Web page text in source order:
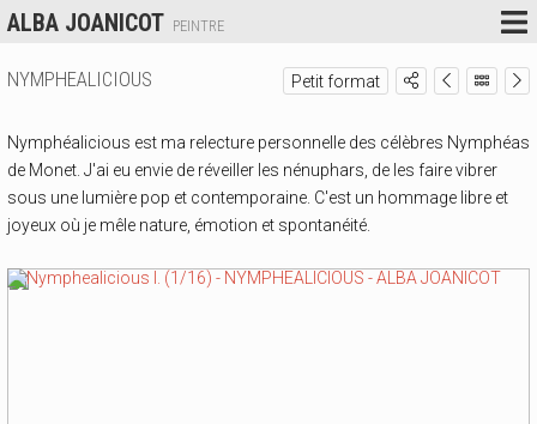
ALBA JOANICOT PEINTRE
Petit format
NYMPHEALICIOUS
Nymphéalicious est ma relecture personnelle des célèbres Nymphéas
de Monet. J'ai eu envie de réveiller les nénuphars, de les faire vibrer
sous une lumière pop et contemporaine. C'est un hommage libre et
joyeux où je mêle nature, émotion et spontanéité.